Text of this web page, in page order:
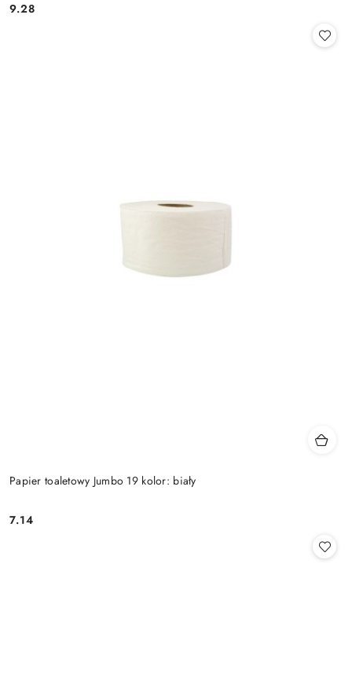
Cena:
9.28
Papier toaletowy Jumbo 19 kolor: biały
Cena:
7.14